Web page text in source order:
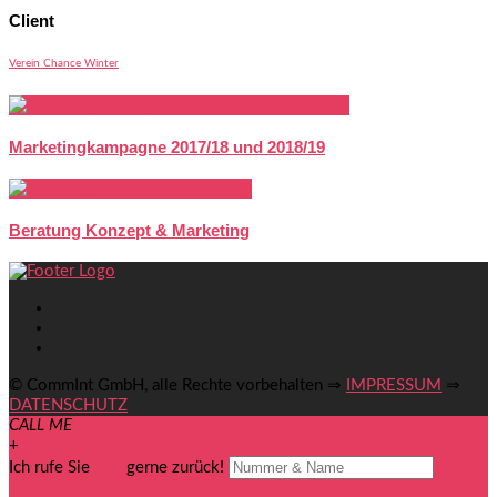
Client
Verein Chance Winter
Marketingkampagne 2017/18 und 2018/19
Beratung Konzept & Marketing
© CommInt GmbH, alle Rechte vorbehalten ⇒ IMPRESSUM ⇒
DATENSCHUTZ
CALL ME
+
Ich rufe Sie
gerne zurück!